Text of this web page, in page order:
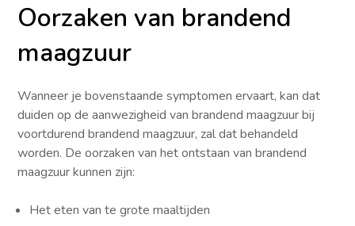
Oorzaken van brandend
maagzuur
Wanneer je bovenstaande symptomen ervaart, kan dat
duiden op de aanwezigheid van brandend maagzuur bij
voortdurend brandend maagzuur, zal dat behandeld
worden. De oorzaken van het ontstaan van brandend
maagzuur kunnen zijn:
Het eten van te grote maaltijden